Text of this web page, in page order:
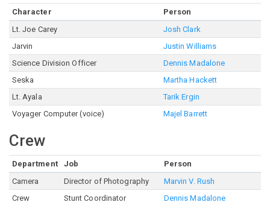
Character
Person
Lt. Joe Carey
Josh Clark
Jarvin
Justin Williams
Science Division Officer
Dennis Madalone
Seska
Martha Hackett
Lt. Ayala
Tarik Ergin
Voyager Computer (voice)
Majel Barrett
Crew
Department Job
Person
Camera
Director of Photography
Marvin V. Rush
Crew
Stunt Coordinator
Dennis Madalone